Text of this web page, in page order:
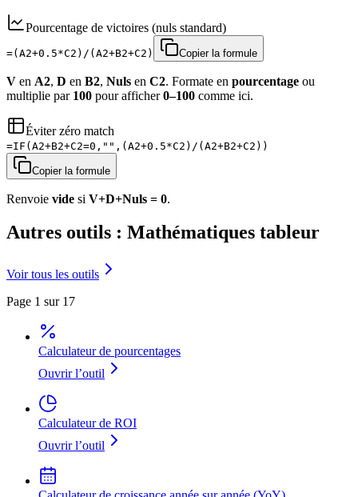
Pourcentage de victoires (nuls standard)
=(A2+0.5*C2)/(A2+B2+C2) Copier la formule
V en A2, D en B2, Nuls en C2. Formate en pourcentage ou
multiplie par 100 pour afficher0–100 comme ici.
Éviter zéro match
=IF(A2+B2+C2=0,"",(A2+0.5*C2)/(A2+B2+C2))
Copier la formule
Renvoie vide si V+D+Nuls = 0.
Autres outils : Mathématiques tableur
Voir tous les outils
Page 1 sur 17
Calculateur de pourcentages
Ouvrir l’outil
Calculateur de ROI
Ouvrir l’outil